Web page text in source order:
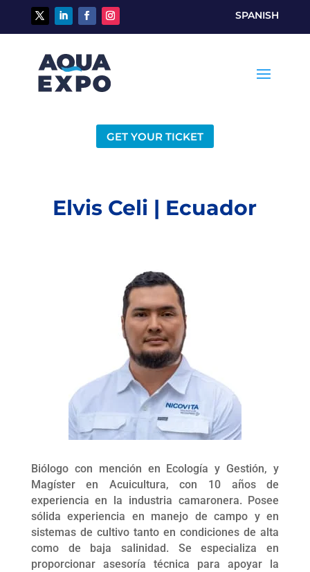
SPANISH
GET YOUR TICKET
Elvis Celi | Ecuador
Biólogo con mención en Ecología y Gestión, y
Magíster en Acuicultura, con 10 años de
experiencia en la industria camaronera. Posee
sólida experiencia en manejo de campo y en
sistemas de cultivo tanto en condiciones de alta
como de baja salinidad. Se especializa en
proporcionar asesoría técnica para apoyar la